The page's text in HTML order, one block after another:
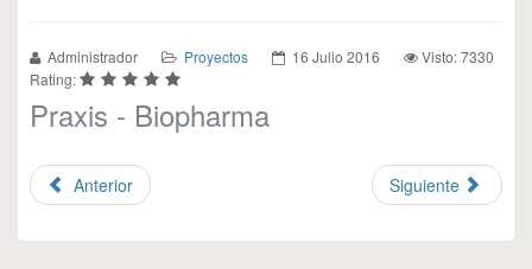
Administrador Proyectos 16 Julio 2016
Visto: 7330
Rating:
Praxis - Biopharma
Anterior Siguiente